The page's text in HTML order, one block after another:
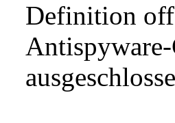
Definition
Antispyware-